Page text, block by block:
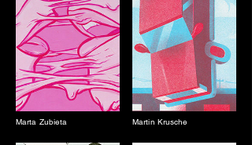
Marta Zubieta Martin Krusche